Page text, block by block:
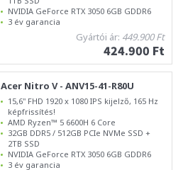
NVIDIA GeForce RTX 3050 6GB GDDR6
3 év garancia
Gyártói ár: 449.900 Ft
424.900 Ft
Acer Nitro V - ANV15-41-R80U
15,6" FHD 1920 x 1080 IPS kijelző, 165 Hz
képfrissítés!
AMD Ryzen™ 5 6600H 6 Core
32GB DDR5 / 512GB PCIe NVMe SSD +
2TB SSD
NVIDIA GeForce RTX 3050 6GB GDDR6
3 év garancia